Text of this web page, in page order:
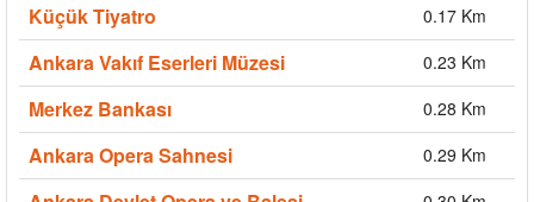
Küçük Tiyatro 0.17 Km
Ankara Vakıf Eserleri Müzesi 0.23 Km
Merkez Bankası 0.28 Km
Ankara Opera Sahnesi 0.29 Km